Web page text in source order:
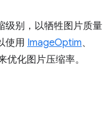
级别，以牺牲图片质量
使用 ImageOptim、
优化图片压缩率。